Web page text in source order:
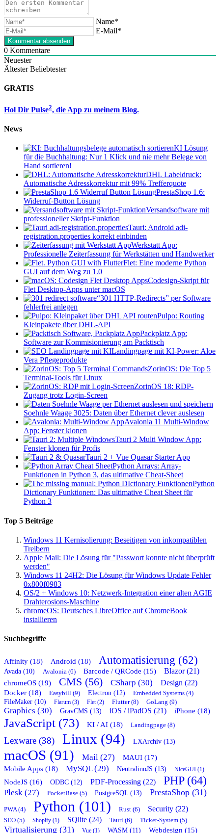
Name*
E-Mail*
0 Kommentare
Neuester
Ältester Beliebtester
GRATIS
Hol Dir Pulse2, die App zu meinem Blog.
News
KI Lösung
für die Buchhaltung: Nur 1 Klick und nie mehr Belege von
Hand sortieren!
DHL Labeldruck:
Automatische Adresskorrektur mit 99% Trefferquote
PrestaShop 1.6:
Widerruf-Button Lösung
Versandsoftware mit
professioneller Skript-Funktion
Tauri: Android adi-
registration.properties korrekt einbinden
Werkstatt App:
Professionelle Zeiterfassung für Werkstätten und Handwerker
Flet: Eine moderne Python
GUI auf dem Weg zu 1.0
Codesign-Skript für
Flet Desktop-Apps unter macOS
“301 HTTP-Redirects” per Software
fehlerfrei anlegen
Pulpo: Routing
Kleinpakete über DHL-API
Packplatz App:
Software zur Kommisionierung am Packtisch
Landingpage mit KI-Power: Aloe
Vera Pflegeprodukte
ZorinOS: Die Top 5
Terminal-Tools für Linux
ZorinOS 18: RDP-
Zugang trotz Login-Screen
Soehnle Waage 3025: Daten über Ethernet clever auslesen
Avalonia 11 Multi-Window
App: Fenster klonen
Tauri 2 Multi Window App:
Fenster klonen für Profis
Tauri 2 + Vue Quasar Starter App
Python Arrays: Array-
Funktionen in Python 3, das ultimative Cheat-Sheet
Python
Dictionary Funktionen: Das ultimative Cheat Sheet für
Python 3
Top 5 Beiträge
Windows 11 Kernisolierung: Beseitigen von inkompatiblen
Treibern
Apple Mail: Die Lösung für "Passwort konnte nicht überprüft
werden"
Windows 11 24H2: Die Lösung für Windows Update Fehler
0x800f0983
OS/2 + Windows 10: Netzwerk-Integration einer alten AGIE
Drahterosions-Maschine
chromeOS: Deutsches LibreOffice auf ChromeBook
installieren
Suchbegriffe
Affinity (18) Android (18) Automatisierung (62)
Avada (10) Avalonia (6) Barcode / QRCode (15)
Blazor (21)
chromeOS (19)
CMS (56) CSharp (30) Design (22)
Docker (18) Easybill (9) Electron (12) Embedded Systems (4)
FileMaker (10) Flarum (3) Flet (2) Flutter (8) GoLang (9)
Graphics (30) GravCMS (13) iOS / iPadOS (21) iPhone (18)
JavaScript (73) KI / AI (18) Landingpage (8)
Lexware (38) Linux (94) LXArchiv (13)
macOS (91) Mail (27)
MAUI (17)
Mobile Apps (18)
MySQL (29) NeutralinoJS (13) NiceGUI (1)
NodeJS (16) ODBC (12) PDF-Processing (22) PHP (64)
Plesk (27) PocketBase (5) PostgreSQL (13) PrestaShop (31)
PWA (4) Python (101) Rust (6) Security (22)
SEO (5) Shopify (1) SQlite (24) Tauri (6) Ticket-System (5)
Virtualisierung (31) Vue (1) WASM (11) Webdesign (15)